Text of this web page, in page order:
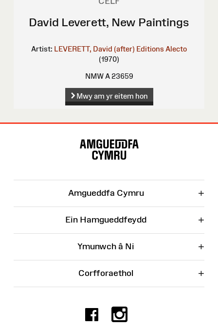
David Leverett, New Paintings
Artist: LEVERETT, David (after) Editions Alecto
(1970)
NMW A 23659
Mwy am yr eitem hon
Amgueddfa Cymru +
Ein Hamgueddfeydd +
Ymunwch â Ni +
Corfforaethol +
Facebook